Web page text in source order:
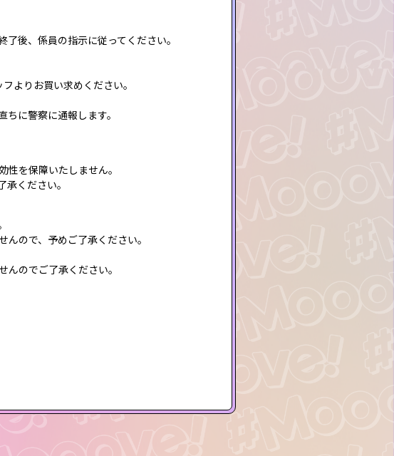
後、係員の指示に従ってください。
よりお買い求めください。
に警察に通報します。
を保障いたしません。
ください。
ので、予めご了承ください。
のでご了承ください。